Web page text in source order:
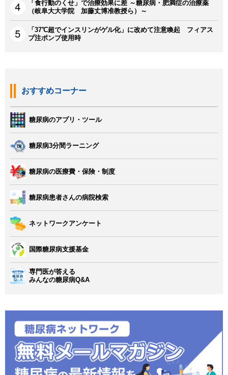
「食行動のくせ」で治療効果に差 ～糖尿病・肥満症の治療薬
（岐阜大大学院 加藤丈博准教授ら）～
「37℃超でインスリンがゲル化」に改めて注意喚起 フィアス
プ注ポンプ使用時
おすすめコーナー
糖尿病のアプリ・ツール
糖尿病3分間ラーニング
糖尿病の医療費・保険・制度
糖尿病患者さんの病院検索
ネットワークアンケート
国際糖尿病支援基金
専門医が答える
みんなの糖尿病Q&A